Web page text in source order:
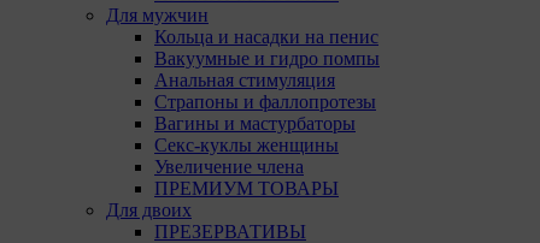
Для мужчин
Кольца и насадки на пенис
Вакуумные и гидро помпы
Анальная стимуляция
Страпоны и фаллопротезы
Вагины и мастурбаторы
Секс-куклы женщины
Увеличение члена
ПРЕМИУМ ТОВАРЫ
Для двоих
ПРЕЗЕРВАТИВЫ